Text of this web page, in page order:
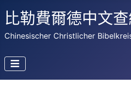
比勒費爾德中文
Chinesischer Christlicher